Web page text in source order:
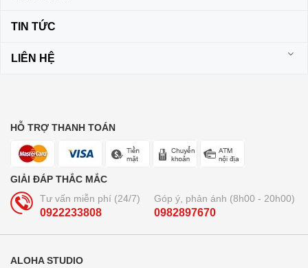
TIN TỨC
LIÊN HỆ
HỖ TRỢ THANH TOÁN
GIẢI ĐÁP THẮC MẮC
Tư vấn miễn phí (24/7)
0922233808
Góp ý, phản ánh (8h00 - 20h00)
0982897670
ALOHA STUDIO